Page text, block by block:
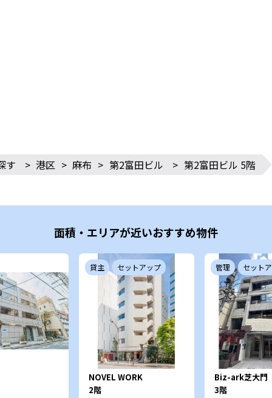
す > 港区 > 麻布 > 第2富田ビル > 第2富田ビル 5階
面積・エリアが近いおすすめ物件
貸主 セットアップ
NOVEL WORK
Shibakoen
2階
管理 セット
Biz-ark芝大門
3階